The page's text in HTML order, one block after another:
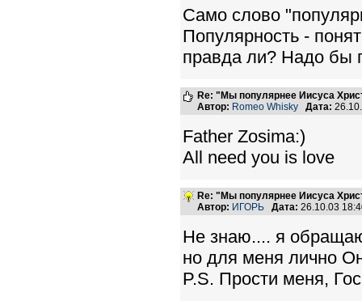
Само слово
Популярность -
правда ли? Надо бы
Re: "Мы популярнее Иисуса
Автор: Romeo Whisky Дата:
Father Zosima:)
All need you is love
Re: "Мы популярнее Иисуса
Автор: ИГОРЬ Дата: 26.10.03
Не знаю.... я
но для меня лично
P.S. Прости меня,